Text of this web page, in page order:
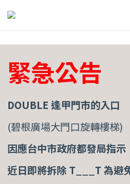
緊急公告
DOUBLE 逢甲門市的入口
(碧根廣場大門口旋轉樓梯)
因應台中市政府都發局指示
近日即將拆除 T___T 為避